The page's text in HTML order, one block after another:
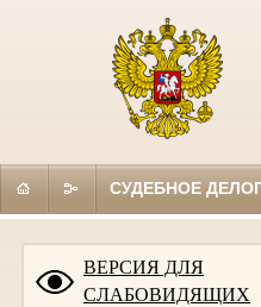
СУДЕБНОЕ
ВЕРСИЯ ДЛЯ
СЛАБОВИДЯЩИХ